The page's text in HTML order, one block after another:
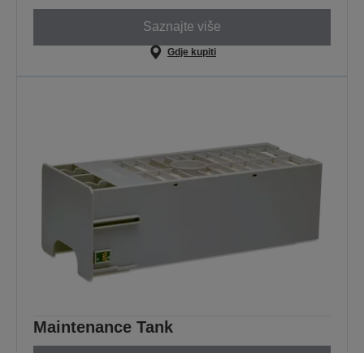
Saznajte više
Gdje kupiti
Maintenance Tank